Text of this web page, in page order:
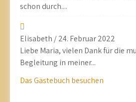
schon durch....
Elisabeth /24. Februar 2022
Liebe Maria, vielen Dank für die
Begleitung in meiner...
Das Gästebuch besuchen